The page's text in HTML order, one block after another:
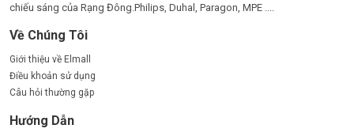
chiếu sáng của Rạng Đông.Philips, Duhal, Paragon, MPE ....
Về Chúng Tôi
Giới thiệu về Elmall
Điều khoản sử dụng
Câu hỏi thường gặp
Hướng Dẫn